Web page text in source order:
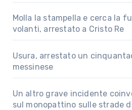
Molla la stampella e cerca la
volanti, arrestato a Cristo Re
Usura, arrestato un
messinese
Un altro grave incidente
sul monopattino sulle strade